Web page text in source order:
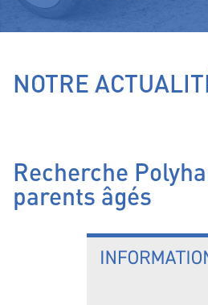
NOTRE
Recherche
parents âgés